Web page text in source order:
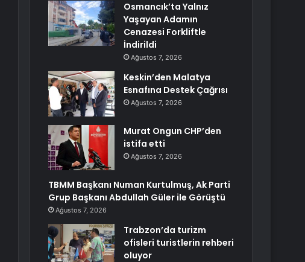
Osmancık’ta Yalnız
Yaşayan Adamın
Cenazesi Forkliftle
İndirildi
Ağustos 7, 2026
Keskin’den Malatya
Esnafına Destek Çağrısı
Ağustos 7, 2026
Murat Ongun CHP’den
istifa etti
Ağustos 7, 2026
TBMM Başkanı Numan Kurtulmuş, Ak Parti
Grup Başkanı Abdullah Güler ile Görüştü
Ağustos 7, 2026
Trabzon’da turizm
ofisleri turistlerin rehberi
oluyor